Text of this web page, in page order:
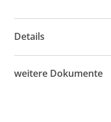
Details
weitere Dokumente